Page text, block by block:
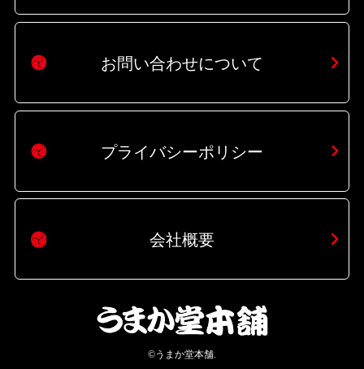
お問い合わせについて
プライバシーポリシー
会社概要
©うまか堂本舗.